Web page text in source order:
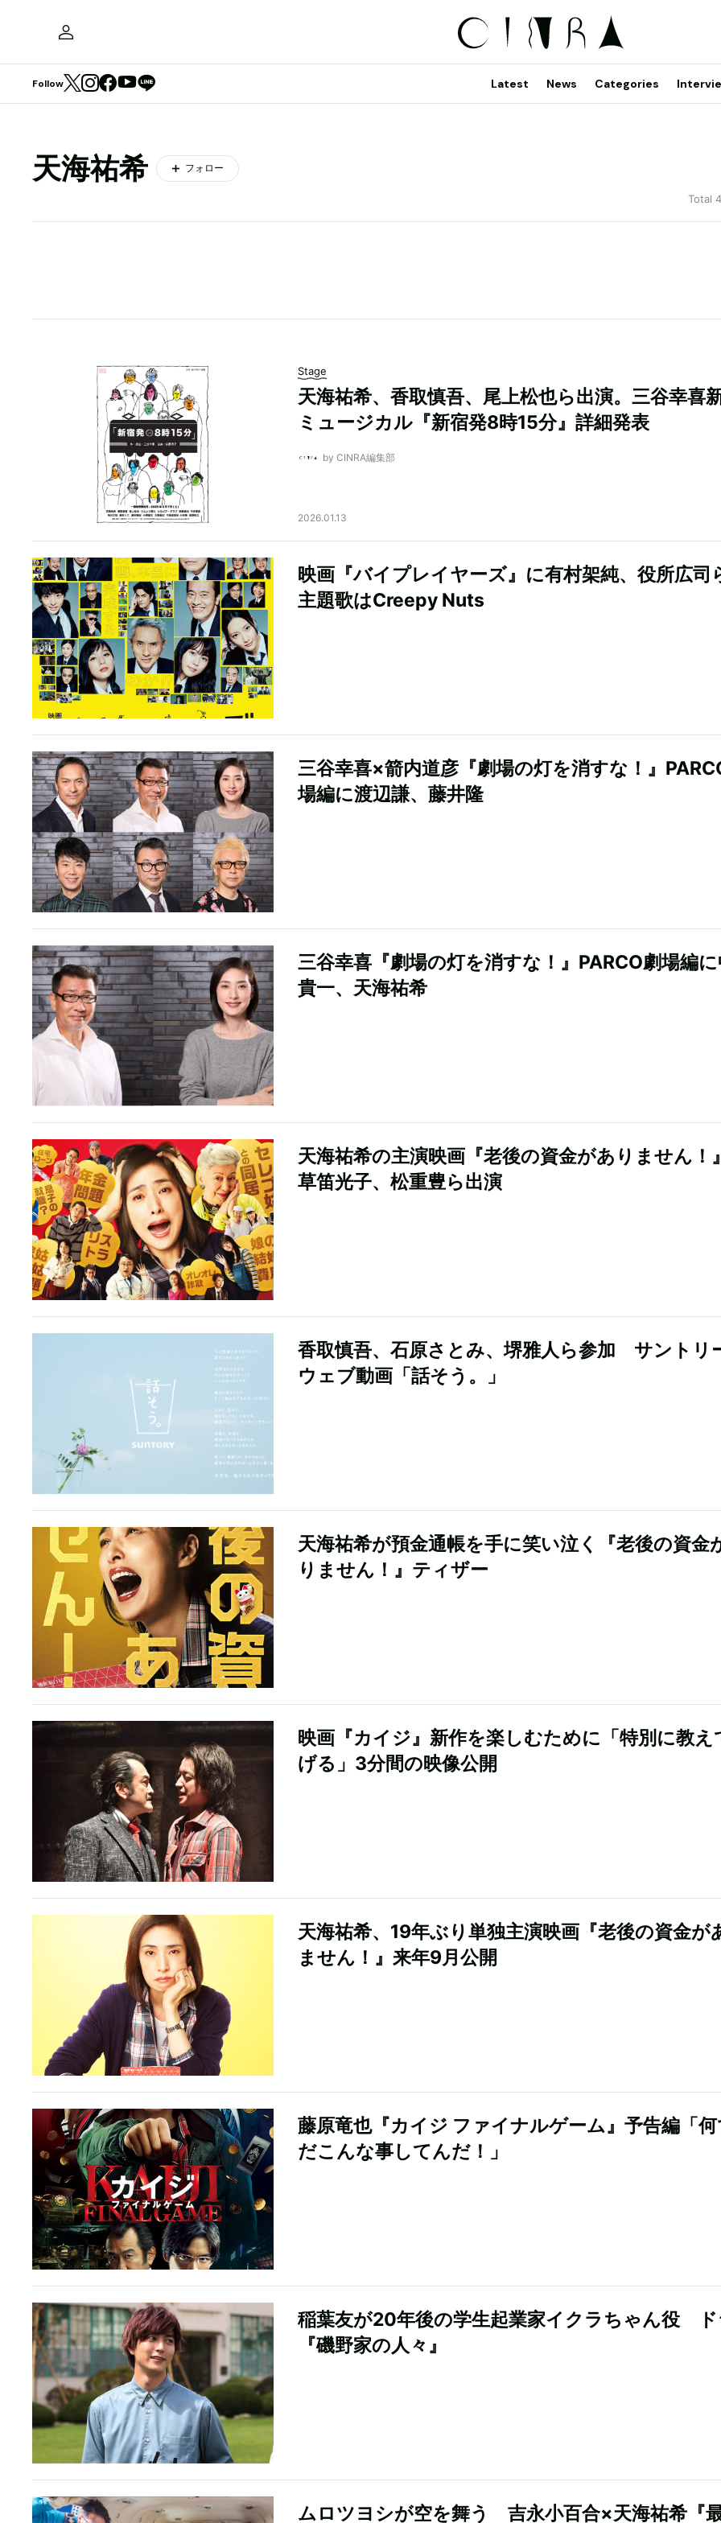
Follow Latest News Categories
天海祐希 フォロー
Total
Stage
天海祐希、香取慎吾、尾上松也ら出演。三谷幸喜
ミュージカル『新宿発8時15分』詳細発表
by CINRA編集部
2026.01.13
映画『バイプレイヤーズ』に有村架純、役所広
主題歌はCreepy Nuts
三谷幸喜×箭内道彦『劇場の灯を消すな！』
場編に渡辺謙、藤井隆
三谷幸喜『劇場の灯を消すな！』PARCO劇場編
貴一、天海祐希
天海祐希の主演映画『老後の資金がありません！
草笛光子、松重豊ら出演
香取慎吾、石原さとみ、堺雅人ら参加 サントリ
ウェブ動画「話そう。」
天海祐希が預金通帳を手に笑い泣く『老後の資金
りません！』ティザー
映画『カイジ』新作を楽しむために「特別に教え
げる」3分間の映像公開
天海祐希、19年ぶり単独主演映画『老後の資金が
ません！』来年9月公開
藤原竜也『カイジ ファイナルゲーム』予告編「何
だこんな事してんだ！」
稲葉友が20年後の学生起業家イクラちゃん役 ド
『磯野家の人々』
ムロツヨシが空を舞う 吉永小百合×天海祐希『